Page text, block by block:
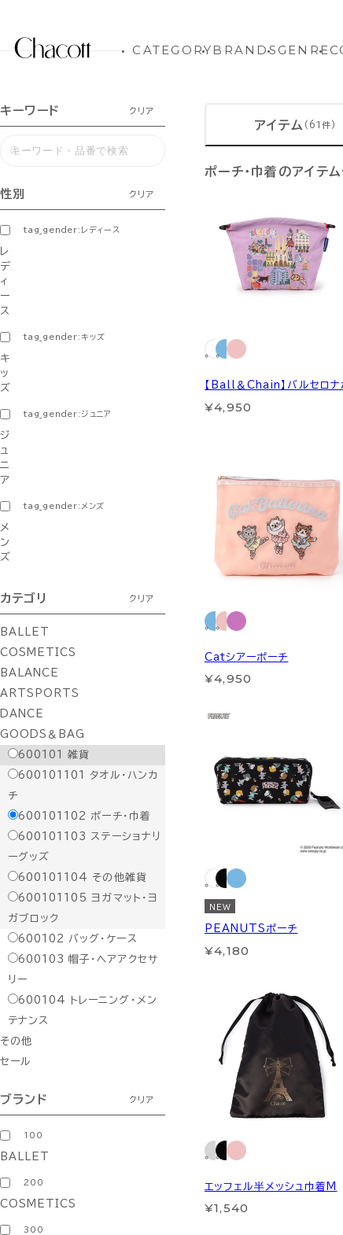
CATEGORYBRANDSGENRE
キーワード クリア
性別 クリア
tag_gender:レディース
レ
デ
ィ
ー
ス
tag_gender:キッズ
キ
ッ
ズ
tag_gender:ジュニア
ジ
ュ
ニ
ア
tag_gender:メンズ
メ
ン
ズ
カテゴリ クリア
BALLET
COSMETICS
BALANCE
ARTSPORTS
DANCE
GOODS＆BAG
600101
雑貨
600101101
タオル・ハンカ
チ
600101102
ポーチ・巾着
600101103
ステーショナリ
ーグッズ
600101104
その他雑貨
600101105
ヨガマット・ヨ
ガブロック
600102
バッグ・ケース
600103 帽子・ヘアアクセサ
リー
600104
トレーニング・メン
テナンス
その他
セール
ブランド クリア
100
BALLET
200
COSMETICS
300
アイテム (61件)
ポーチ・巾着のアイテ
【Ball＆Chain】バルセロナ
¥4,950
Catシアーポーチ
¥4,950
NEW
PEANUTSポーチ
¥4,180
エッフェル半メッシュ巾着M
¥1,540